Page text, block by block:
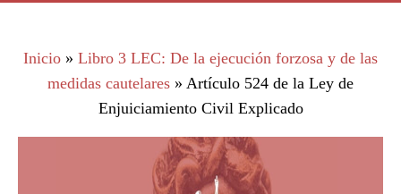
Inicio » Libro 3 LEC: De la ejecución forzosa y de las
medidas cautelares » Artículo 524 de la Ley de
Enjuiciamiento Civil Explicado